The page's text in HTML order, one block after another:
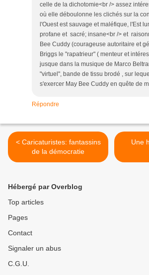
celle de la dichotomie<br /> assez
où elle déboulonne les clichés sur la
l'Ouest est sauvage et maléfique, l'Est
profane et sacré; insane<br /> et
Bee Cuddy (courageuse autoritaire et
Briggs le "rapatrieur" ( menteur et
jusque dans la musique de Marco
"virtuel", bande de tissu brodé , sur
s'exercer May Bee Cuddy en quête de
Répondre
< Caricaturistes: fantassins
de la démocratie
Hébergé par Overblog
Top articles
Pages
Contact
Signaler un abus
C.G.U.